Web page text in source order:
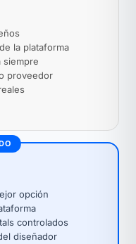
la plataforma
siempre
proveedor
opción
controlados
diseñador